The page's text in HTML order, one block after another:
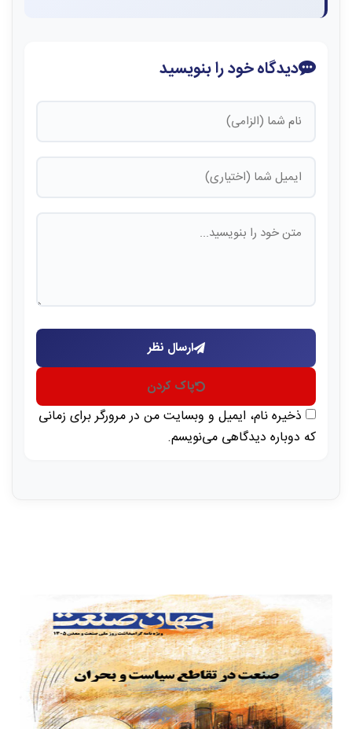
دیدگاه خود را بنویسید
ارسال نظر
پاک کردن
ذخیره نام، ایمیل و وبسایت من در مرورگر برای زمانی
که دوباره دیدگاهی می‌نویسم.